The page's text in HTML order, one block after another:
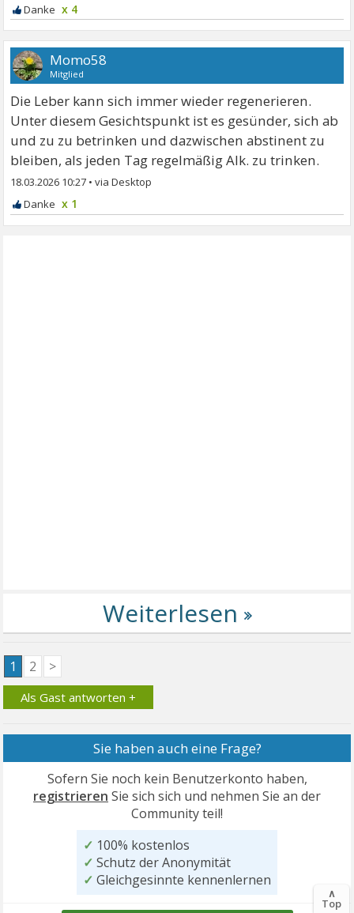
x 4
Momo58
Mitglied
Die Leber kann sich immer wieder regenerieren.
Unter diesem Gesichtspunkt ist es gesünder, sich ab
und zu zu betrinken und dazwischen abstinent zu
bleiben, als jeden Tag regelmäßig Alk. zu trinken.
18.03.2026 10:27 •
x 1
1 2 >
Als Gast antworten +
Sie haben auch eine Frage?
Sofern Sie noch kein Benutzerkonto haben,
registrieren Sie sich sich und nehmen Sie an der
Community teil!
✓ 100% kostenlos
✓ Schutz der Anonymität
✓ Gleichgesinnte kennenlernen
∧
Top